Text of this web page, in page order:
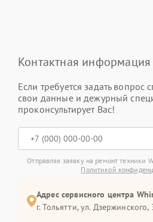
Контактная информация
Если требуется задать вопрос
свои данные и дежурный
проконсультирует Вас!
Отправляя заявку на ремонт техники
Политикой
Адрес сервисного центра
г. Тольятти, ул. Дзержинского,